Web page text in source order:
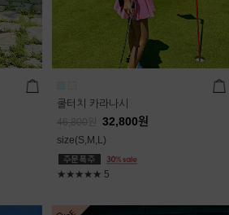
쿨터치 카라나시
46,800 32,800원
size(S,M,L)
★★★★★ 5